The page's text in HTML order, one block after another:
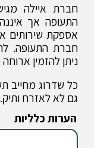
חברת איילה
התעופה אך
אספקת שירותים
חברת התעופה.
ניתן להזמין
כל שדרוג מחייב
גם לא לאזרח
הערות כלליות